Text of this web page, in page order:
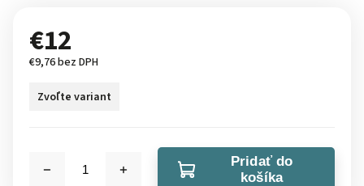
€12
€9,76 bez DPH
Zvoľte variant
Pridať do
košíka